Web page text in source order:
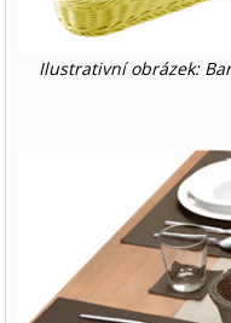
Ilustrativní obrázek: